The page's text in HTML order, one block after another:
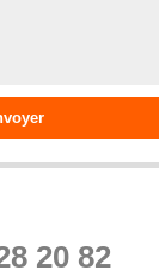
20 82